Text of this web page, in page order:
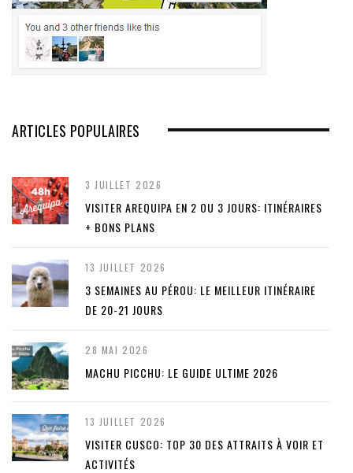
ARTICLES POPULAIRES
3 JUILLET 2026
VISITER AREQUIPA EN 2 OU 3 JOURS: ITINÉRAIRES
+ BONS PLANS
13 JUILLET 2026
3 SEMAINES AU PÉROU: LE MEILLEUR ITINÉRAIRE
DE 20-21 JOURS
28 MAI 2026
MACHU PICCHU: LE GUIDE ULTIME 2026
13 JUILLET 2026
VISITER CUSCO: TOP 30 DES ATTRAITS À VOIR ET
ACTIVITÉS